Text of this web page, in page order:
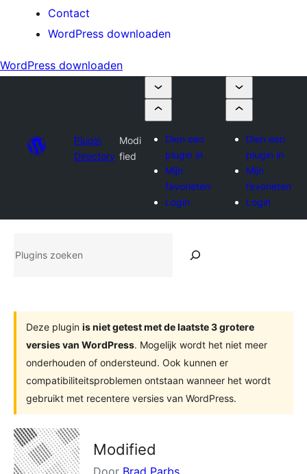
Contact
WordPress downloaden
WordPress downloaden
Plugin
Directory
Modi
fied
Dien een
plugin in
Mijn
favorieten
Login
Dien een
plugin in
Mijn
favorieten
Login
zoeken
Deze plugin is niet getest met de laatste 3 grotere
versies van WordPress. Mogelijk wordt het niet meer
onderhouden of ondersteund. Ook kunnen er
compatibiliteitsproblemen ontstaan wanneer het wordt
gebruikt met recentere versies van WordPress.
Modified
Door Brad Parbs